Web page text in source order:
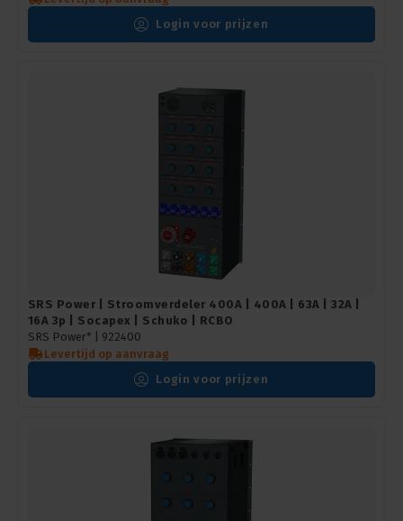
Login voor prijzen
SRS Power | Stroomverdeler 400A | 400A | 63A | 32A |
16A 3p | Socapex | Schuko | RCBO
SRS Power* | 922400
Levertijd op aanvraag
Login voor prijzen